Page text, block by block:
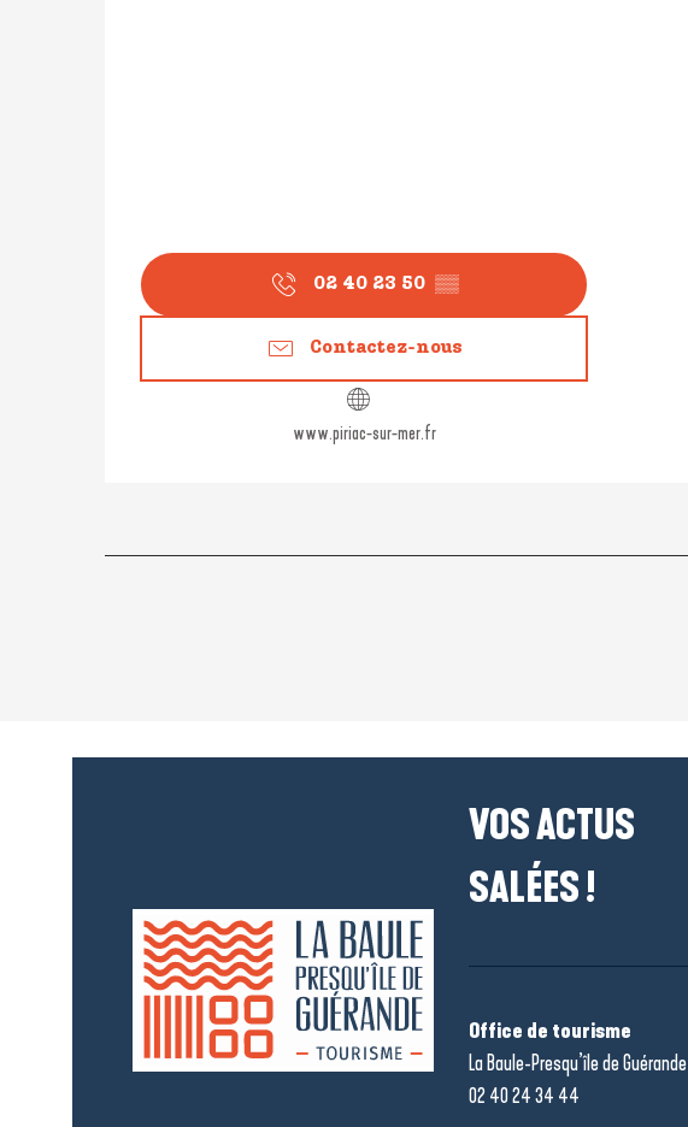
02 40 23 50 ▒▒
Contactez-nous
www.piriac-sur-mer.fr
VOS ACTUS
SALÉES !
Office de tourisme
La Baule-Presqu’île de Guérande
02 40 24 34 44